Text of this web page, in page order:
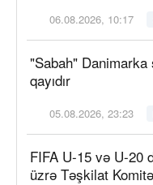
06.08.2026, 10:17
"Sabah"
qayıdır
05.08.2026, 23:23
FIFA U-15 və U-20
üzrə Təşkilat